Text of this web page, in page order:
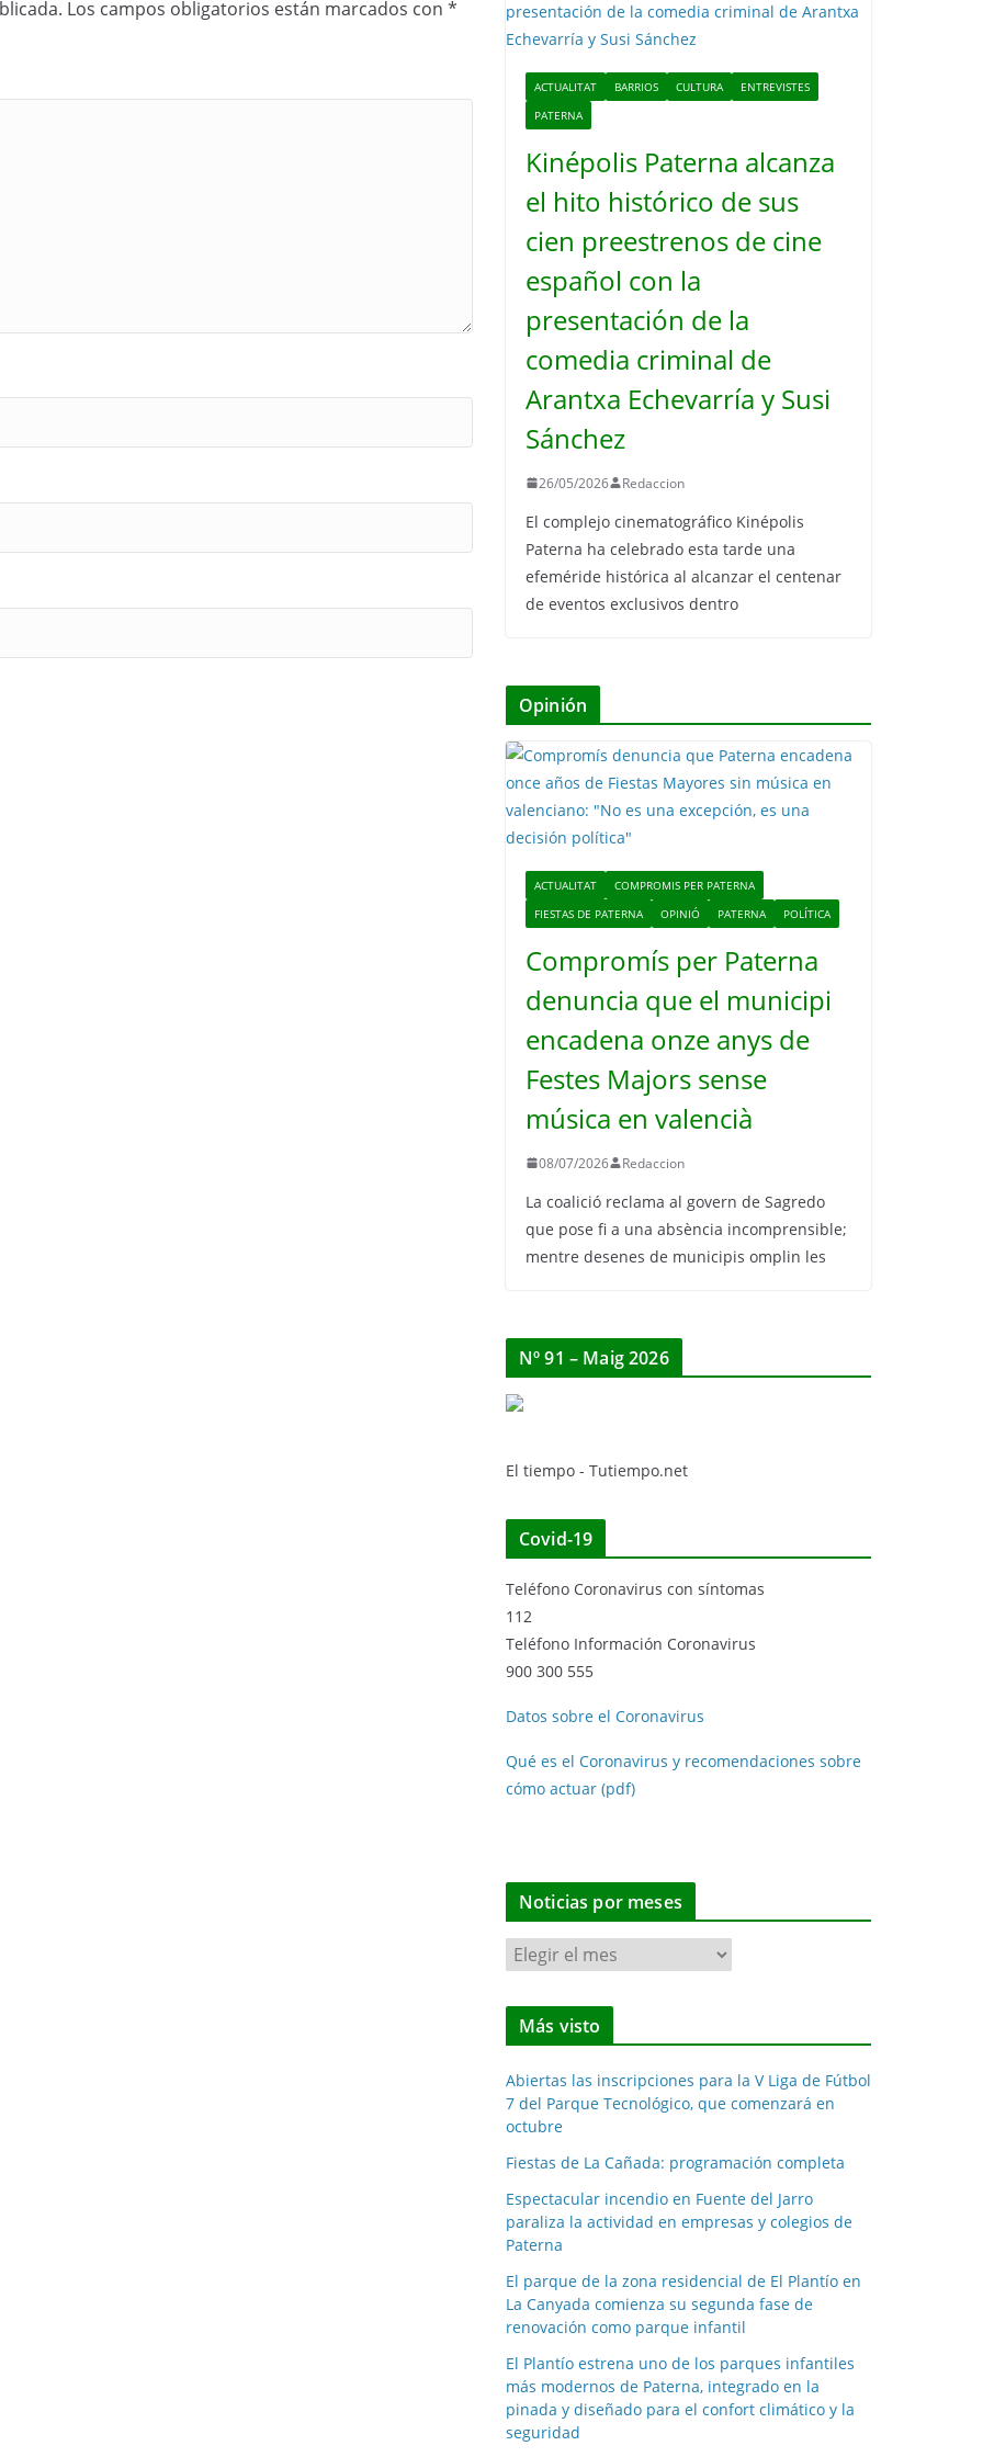
Los campos obligatorios están marcados con *
ACTUALITAT BARRIOS CULTURA
ENTREVISTES
PATERNA
Kinépolis Paterna alcanza
el hito histórico de sus
cien preestrenos de cine
español con la
presentación de la
comedia criminal de
Arantxa Echevarría y Susi
Sánchez
26/05/2026 Redaccion
El complejo cinematográfico Kinépolis
Paterna ha celebrado esta tarde una
efeméride histórica al alcanzar el centenar
de eventos exclusivos dentro
Opinión
ACTUALITAT
COMPROMIS PER PATERNA
FIESTAS DE PATERNA
OPINIÓ PATERNA POLÍTICA
Compromís per Paterna
denuncia que el municipi
encadena onze anys de
Festes Majors sense
música en valencià
08/07/2026 Redaccion
La coalició reclama al govern de Sagredo
que pose fi a una absència incomprensible;
mentre desenes de municipis omplin les
Nº 91 – Maig 2026
El tiempo - Tutiempo.net
Covid-19
Teléfono Coronavirus con síntomas
112
Teléfono Información Coronavirus
900 300 555
Datos sobre el Coronavirus
Qué es el Coronavirus y recomendaciones sobre
cómo actuar (pdf)
Noticias por meses
N
o
t
i
a
p
o
r
m
e
s
e
s
Más visto
Abiertas las inscripciones para la V Liga de Fútbol
7 del Parque Tecnológico, que comenzará en
octubre
Fiestas de La Cañada: programación completa
Espectacular incendio en Fuente del Jarro
paraliza la actividad en empresas y colegios de
Paterna
El parque de la zona residencial de El Plantío en
La Canyada comienza su segunda fase de
renovación como parque infantil
El Plantío estrena uno de los parques infantiles
más modernos de Paterna, integrado en la
pinada y diseñado para el confort climático y la
seguridad